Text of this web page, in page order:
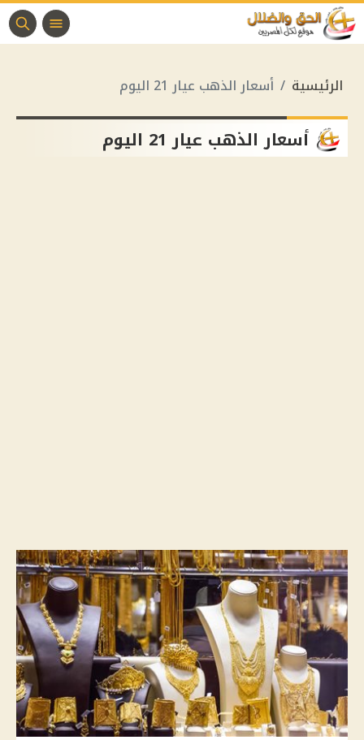
الرئيسية أسعار الذهب عيار 21 اليوم
أسعار الذهب عيار 21 اليوم